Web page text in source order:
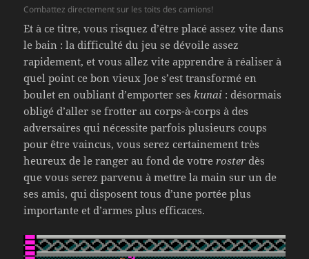
Combattez directement sur les toits des camions!
Et à ce titre, vous risquez d’être placé assez vite dans
le bain : la difficulté du jeu se dévoile assez
rapidement, et vous allez vite apprendre à réaliser à
quel point ce bon vieux Joe s’est transformé en
boulet en oubliant d’emporter ses kunai : désormais
obligé d’aller se frotter au corps-à-corps à des
adversaires qui nécessite parfois plusieurs coups
pour être vaincus, vous serez certainement très
heureux de le ranger au fond de votreroster dès
que vous serez parvenu à mettre la main sur un de
ses amis, qui disposent tous d’une portée plus
importante et d’armes plus efficaces.